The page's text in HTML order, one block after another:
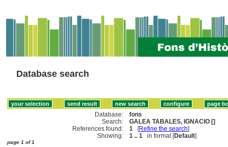
Database search
Database:
fons
Search:
GALEA TABALES, IGNACIO []
References found:
1 [Refine the search]
Showing:
1 .. 1 in format [Default]
page 1 of 1